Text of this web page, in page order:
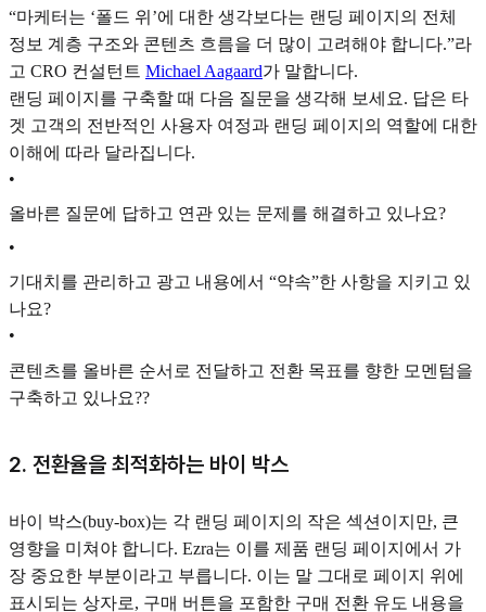
“마케터는 ‘폴드 위’에 대한 생각보다는 랜딩 페이지의 전체
정보 계층 구조와 콘텐츠 흐름을 더 많이 고려해야 합니다.”라
고 CRO 컨설턴트 Michael Aagaard가 말합니다.
랜딩 페이지를 구축할 때 다음 질문을 생각해 보세요. 답은 타
겟 고객의 전반적인 사용자 여정과 랜딩 페이지의 역할에 대한
이해에 따라 달라집니다.
•
올바른 질문에 답하고 연관 있는 문제를 해결하고 있나요?
•
기대치를 관리하고 광고 내용에서 “약속”한 사항을 지키고 있
나요?
•
콘텐츠를 올바른 순서로 전달하고 전환 목표를 향한 모멘텀을
구축하고 있나요??
2. 전환율을 최적화하는 바이 박스
바이 박스(buy-box)는 각 랜딩 페이지의 작은 섹션이지만, 큰
영향을 미쳐야 합니다. Ezra는 이를 제품 랜딩 페이지에서 가
장 중요한 부분이라고 부릅니다. 이는 말 그대로 페이지 위에
표시되는 상자로, 구매 버튼을 포함한 구매 전환 유도 내용을